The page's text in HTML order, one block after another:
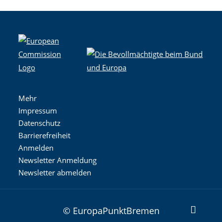
Mehr
Impressum
Datenschutz
Barrierefreiheit
Anmelden
Newsletter Anmeldung
Newsletter abmelden
© EuropaPunktBremen